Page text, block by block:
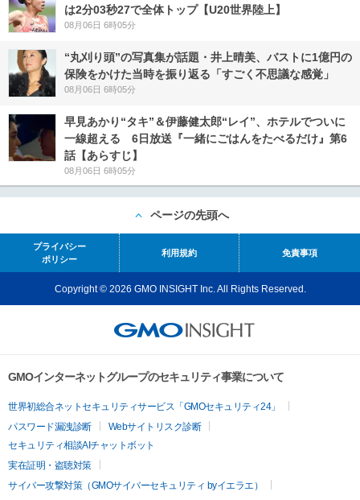
は2分03秒27で全体トップ【U20世界陸上】
08月06日 6時05分
“丸刈り頭”の写真集が話題・井上晴美、バストに1億円の
保険をかけた当時を振り返る「すごく不思議な感覚」
08月06日 6時05分
早見あかり“タキ”＆伊藤健太郎“レイ”、ホテルでついに
一線超える 6日放送『一緒にごはんをたべるだけ』第6
話【あらすじ】
08月06日 6時05分
ページの先頭へ
プライバシー
ポリシー
利用規約 免責事項
Copyright © 2026 GMO INSIGHT Inc. All Rights Reserved.
GMOインターネットグループのセキュリティ事業について
世界初総合ネットセキュリティサービス「GMOセキュリティ24」
パスワード漏洩診断
Webサイトリスク診断
セキュリティ相談AIチャットボット
実在証明・盗聴対策
サイバー攻撃対策（GMOサイバーセキュリティ byイエラエ）